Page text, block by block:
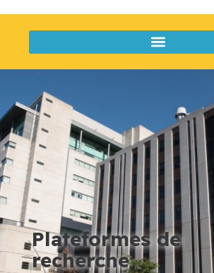
Plateformes de
recherche